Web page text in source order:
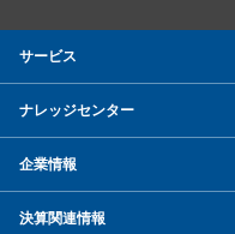
サービス
ナレッジセンター
企業情報
決算関連情報